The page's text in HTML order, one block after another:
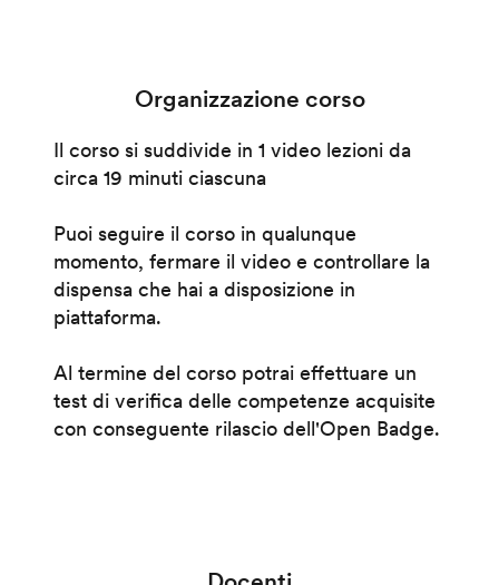
Organizzazione corso
Il corso si suddivide in 1 video lezioni da
circa 19 minuti ciascuna
Puoi seguire il corso in qualunque
momento, fermare il video e controllare la
dispensa che hai a disposizione in
piattaforma.
Al termine del corso potrai effettuare un
test di verifica delle competenze acquisite
con conseguente rilascio dell'Open Badge.